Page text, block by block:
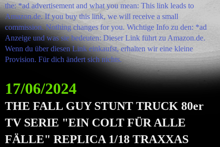
the: *ad advertisement and what you mean: This link leads to
Amazon.de. If you buy this link, we will receive a small
commission. Nothing changes for you. Wichtige Info zu den: *ad
Anzeige und was sie bedeuten: Dieser Link führt zu Amazon.de.
Wenn du über diesen Link einkaufst, erhalten wir eine kleine
Provision. Für dich ändert sich nichts.
17/06/2024
THE FALL GUY STUNT TRUCK 80er
TV SERIE "EIN COLT FÜR ALLE
FÄLLE" REPLICA 1/18 TRAXXAS